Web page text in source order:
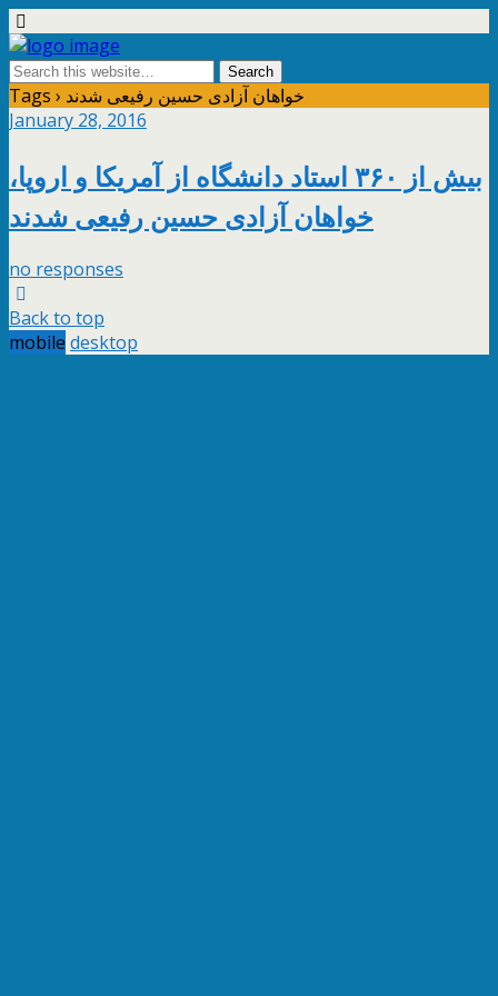
Tags › خواهان آزادی حسین رفیعی شدند
January 28, 2016
بیش از ۳۶۰ استاد دانشگاه از آمریکا و اروپا،
خواهان آزادی حسین رفیعی شدند
no responses
Back to top
mobile desktop